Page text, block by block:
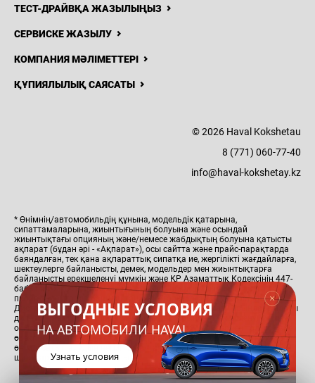
ТЕСТ-ДРАЙВҚА ЖАЗЫЛЫҢЫЗ
СЕРВИСКЕ ЖАЗЫЛУ
КОМПАНИЯ МӘЛІМЕТТЕРІ
ҚҰПИЯЛЫЛЫҚ САЯСАТЫ
© 2026 Haval Kokshetau
8 (771) 060-77-40
info@haval-kokshetay.kz
* Өнімнің/автомобильдің құнына, модельдік қатарына,
сипаттамаларына, жиынтығының болуына және осындай
жиынтықтағы опцияның және/немесе жабдықтың болуына қатысты
ақпарат (бұдан әрі - «Ақпарат»), осы сайтта және прайс-парақтарда
баяндалған, тек қана ақпараттық сипатқа ие, жергілікті жағдайларға,
шектеулерге байланысты, демек, модельдер мен жиынтықтарға
байланысты ерекшеленуі мүмкін және ҚР Азаматтық Кодексінің 447-
бабына сәйкес жария оферта болып табылмайды. Осы сайтта және
прайс-парақтарда баяндалған ең жоғары бағалар мен ақпарат
Дистрибьютор тарапынан алдын ала ескертусіз сату орындарындағы
дилердің нақты бағалары мен ақпараттарынан ерекшеленуі мүмкін,
осыған байланысты сіз өз қалаңыздағы ресми дилерден толық және
өзекті ақпаратты ала аласыз. Қандай да бір автомобильді немесе
өнімді сатып алудың негізгі шарттары тиісті сатып алу-сату
шарттарында айқындалады.
ВЫГОДНЫЕ УСЛОВИЯ
НА АВТОМОБИЛИ HAVAL
Узнать условия